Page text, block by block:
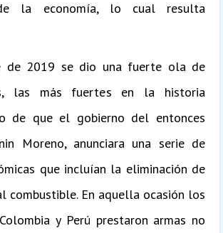
la economía, lo cual resulta
de 2019 se dio una fuerte ola de
las más fuertes en la historia
de que el gobierno del entonces
Moreno, anunciara una serie de
que incluían la eliminación de
combustible. En aquella ocasión los
y Perú prestaron armas no